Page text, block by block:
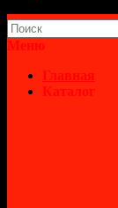
Меню
Главная
Каталог